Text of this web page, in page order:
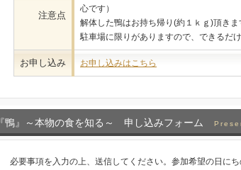
注意点
心です）
解体した鴨はお持ち帰り(約１ｋｇ)頂き
駐車場に限りがありますので、できるだ
お申し込み お申し込みはこちら
『鴨』～本物の食を知る～ 申し込みフォーム
必要事項を入力の上、送信してください。参加希望の日に